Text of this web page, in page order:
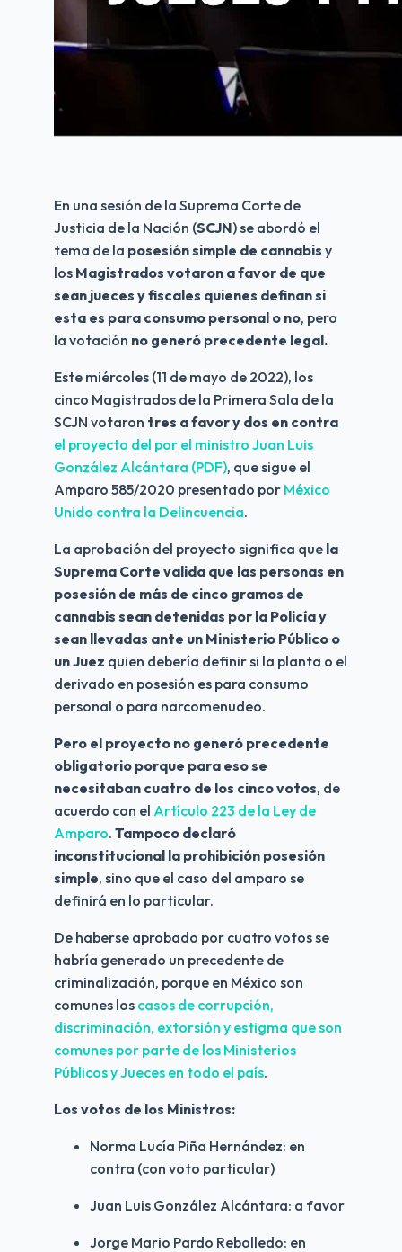
En una sesión de la Suprema Corte de
Justicia de la Nación (SCJN) se abordó el
tema de la posesión simple de cannabis y
los Magistrados votaron a favor de que
sean jueces y fiscales quienes definan si
esta es para consumo personal o no, pero
la votación no generó precedente legal.
Este miércoles (11 de mayo de 2022), los
cinco Magistrados de la Primera Sala de la
SCJN votaron
el proyecto del por el ministro Juan Luis
González Alcántara (PDF), que sigue el
Amparo 585/2020 presentado por México
Unido contra la Delincuencia.
La aprobación del proyecto significa que la
Suprema Corte valida que las personas en
posesión de más de cinco gramos de
cannabis sean detenidas por la Policía y
sean llevadas ante un Ministerio Público o
un Juez quien debería definir si la planta o el
derivado en posesión es para consumo
personal o para narcomenudeo.
Pero el proyecto no generó precedente
obligatorio porque para eso se
necesitaban cuatro de los cinco votos, de
acuerdo con el Artículo 223 de la Ley de
Amparo. Tampoco declaró
inconstitucional la prohibición posesión
simple, sino que el caso del amparo se
definirá en lo particular.
De haberse aprobado por cuatro votos se
habría generado un precedente de
criminalización, porque en México son
comunes los casos de corrupción,
discriminación, extorsión y estigma que son
comunes por parte de los Ministerios
Públicos y Jueces en todo el país.
Los votos de los Ministros:
Norma Lucía Piña Hernández: en
contra (con voto particular)
Juan Luis González Alcántara: a favor
Jorge Mario Pardo Rebolledo: en